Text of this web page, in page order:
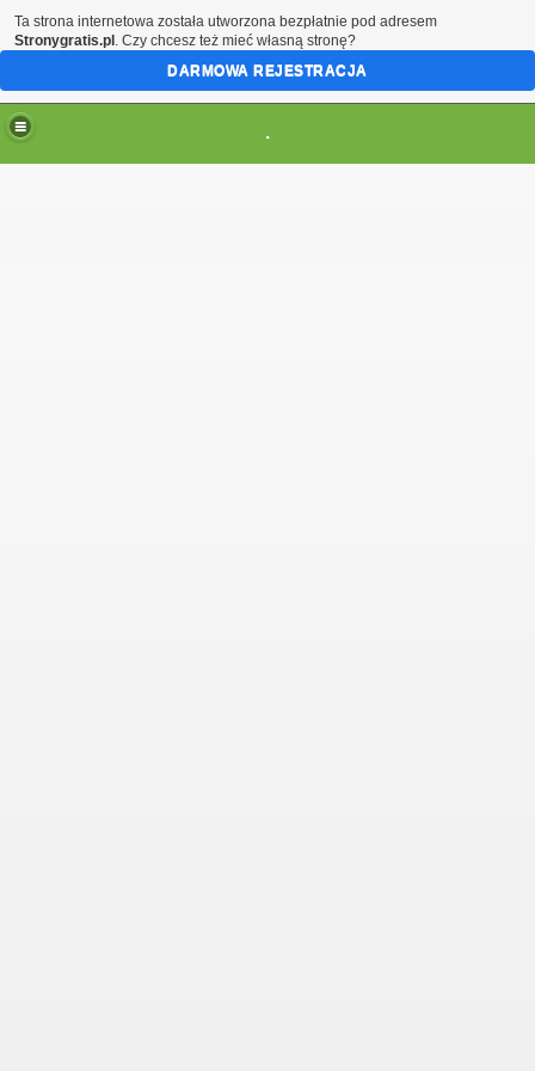
.
Ta strona internetowa została utworzona bezpłatnie pod adresem
Stronygratis.pl . Czy chcesz też mieć własną stronę?
DARMOWA REJESTRACJA